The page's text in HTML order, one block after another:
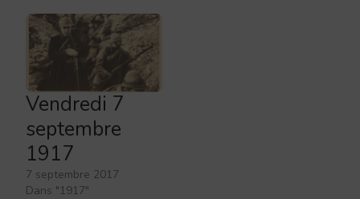
Vendredi 7
septembre
1917
7 septembre 2017
Dans "1917"